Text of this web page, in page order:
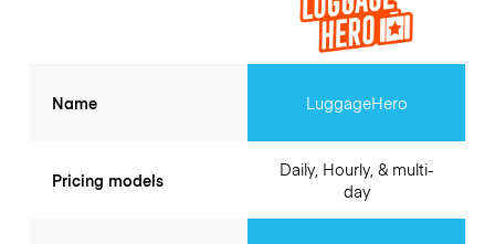
Name
Pricing models
LuggageHero
Daily, Hourly, & multi-
day